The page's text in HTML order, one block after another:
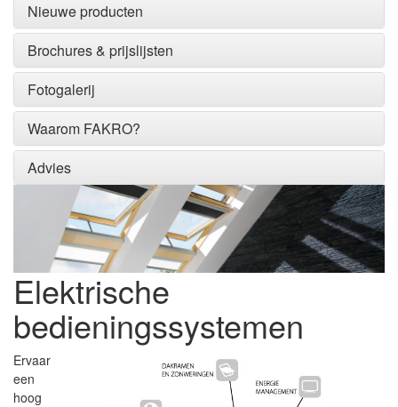
Nieuwe producten
Brochures & prijslijsten
Fotogalerij
Waarom FAKRO?
Advies
Elektrische
bedieningssystemen
Ervaar
een
hoog